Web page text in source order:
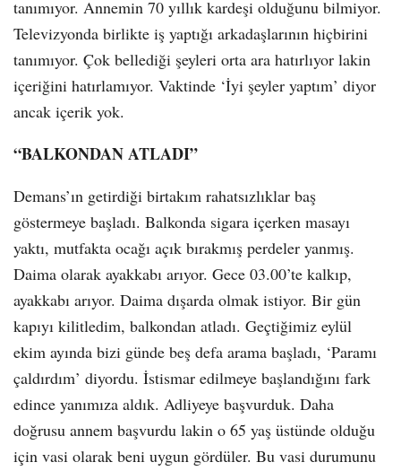
tanımıyor. Annemin 70 yıllık kardeşi olduğunu bilmiyor.
Televizyonda birlikte iş yaptığı arkadaşlarının hiçbirini
tanımıyor. Çok bellediği şeyleri orta ara hatırlıyor lakin
içeriğini hatırlamıyor. Vaktinde ‘İyi şeyler yaptım’ diyor
ancak içerik yok.
“BALKONDAN ATLADI”
Demans’ın getirdiği birtakım rahatsızlıklar baş
göstermeye başladı. Balkonda sigara içerken masayı
yaktı, mutfakta ocağı açık bırakmış perdeler yanmış.
Daima olarak ayakkabı arıyor. Gece 03.00’te kalkıp,
ayakkabı arıyor. Daima dışarda olmak istiyor. Bir gün
kapıyı kilitledim, balkondan atladı. Geçtiğimiz eylül
ekim ayında bizi günde beş defa arama başladı, ‘Paramı
çaldırdım’ diyordu. İstismar edilmeye başlandığını fark
edince yanımıza aldık. Adliyeye başvurduk. Daha
doğrusu annem başvurdu lakin o 65 yaş üstünde olduğu
için vasi olarak beni uygun gördüler. Bu vasi durumunu